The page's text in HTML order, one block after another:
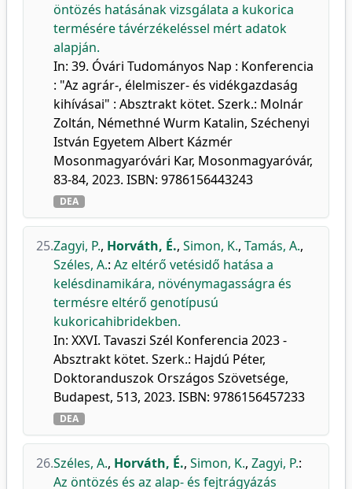
öntözés hatásának vizsgálata a kukorica
termésére távérzékeléssel mért adatok
alapján.
In: 39. Óvári Tudományos Nap : Konferencia
: "Az agrár-, élelmiszer- és vidékgazdaság
kihívásai" : Absztrakt kötet. Szerk.: Molnár
Zoltán, Némethné Wurm Katalin, Széchenyi
István Egyetem Albert Kázmér
Mosonmagyaróvári Kar, Mosonmagyaróvár,
83-84, 2023. ISBN: 9786156443243
DEA
25.Zagyi, P., Horváth, É., Simon, K., Tamás, A.,
Széles, A.: Az eltérő vetésidő hatása a
kelésdinamikára, növénymagasságra és
termésre eltérő genotípusú
kukoricahibridekben.
In: XXVI. Tavaszi Szél Konferencia 2023 -
Absztrakt kötet. Szerk.: Hajdú Péter,
Doktoranduszok Országos Szövetsége,
Budapest, 513, 2023. ISBN: 9786156457233
DEA
26.Széles, A., Horváth, É., Simon, K., Zagyi, P.:
Az öntözés és az alap- és fejtrágyázás